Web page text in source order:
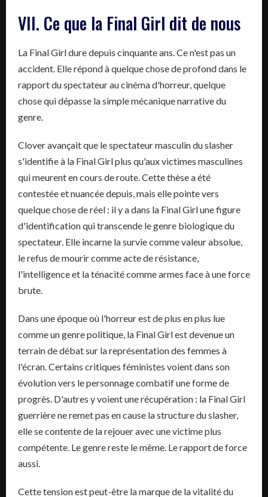
VII. Ce que la Final Girl dit de nous
La Final Girl dure depuis cinquante ans. Ce n'est pas un
accident. Elle répond à quelque chose de profond dans le
rapport du spectateur au cinéma d'horreur, quelque
chose qui dépasse la simple mécanique narrative du
genre.
Clover avançait que le spectateur masculin du slasher
s'identifie à la Final Girl plus qu'aux victimes masculines
qui meurent en cours de route. Cette thèse a été
contestée et nuancée depuis, mais elle pointe vers
quelque chose de réel : il y a dans la Final Girl une figure
d'identification qui transcende le genre biologique du
spectateur. Elle incarne la survie comme valeur absolue,
le refus de mourir comme acte de résistance,
l'intelligence et la ténacité comme armes face à une force
brute.
Dans une époque où l'horreur est de plus en plus lue
comme un genre politique, la Final Girl est devenue un
terrain de débat sur la représentation des femmes à
l'écran. Certains critiques féministes voient dans son
évolution vers le personnage combatif une forme de
progrès. D'autres y voient une récupération : la Final Girl
guerrière ne remet pas en cause la structure du slasher,
elle se contente de la rejouer avec une victime plus
compétente. Le genre reste le même. Le rapport de force
aussi.
Cette tension est peut-être la marque de la vitalité du